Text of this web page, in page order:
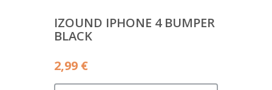
IZOUND IPHONE 4 BUMPER
BLACK
2,99 €